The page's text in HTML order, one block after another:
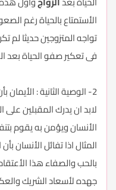
الأستمتاع بالحياة رغم
تواجه المتزوجين حديثا لم
فى تعكير صفو الحياة بعد
2- الوصية الثانية : الأيمان بأن العلاقة بعد الزواج الذ :
لابد ان يدرك المقبلين
الأنسان ويؤمن به يقوم
المثال اذا تفائل الأنسان
بالحب والصفاء هذا
جهده لأسعاد الشريك